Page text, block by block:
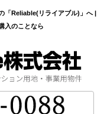
「Reliable(リライアブル)」へ |
入のことなら